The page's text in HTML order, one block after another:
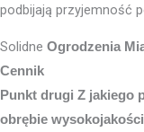
podbijają przyjemność
Solidne Ogrodzenia
Cennik
Punkt drugi Z jakiego
obrębie